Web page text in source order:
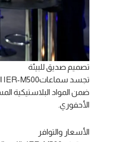
ضمن المواد البلاستيكية
الأحفوري.